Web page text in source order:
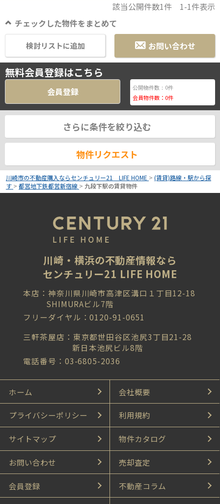
該当公開件数1件 1-1件表示
チェックした物件をまとめて
お問い合わせ
検討リストに追加
無料会員登録はこちら
会員登録 公開物件数： 0件
会員物件数： 0件
さらに条件を絞り込む
物件リクエスト
川崎市の不動産購入ならセンチュリー21 LIFE HOME > (賃貸)路線・駅から探
す > 都営地下鉄都営新宿線 > 九段下駅の賃貸物件
川崎・横浜の不動産情報なら
センチュリー21 LIFE HOME
本店：神奈川県川崎市高津区溝口１丁目12-18
SHIMURAビル7階
フリーダイヤル：0120-91-0651
三軒茶屋店：東京都世田谷区池尻3丁目21-28
新日本池尻ビル8階
電話番号：03-6805-2036
ホーム 会社概要
プライバシーポリシー 利用規約
サイトマップ 物件カタログ
お問い合わせ 売却査定
会員登録 不動産コラム